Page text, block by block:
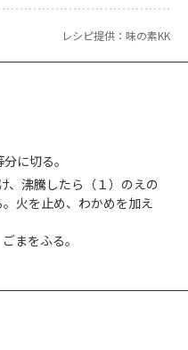
レシピ提供：味の素KK
に切る。
、沸騰したら（１）のえの
火を止め、わかめを加え
まをふる。